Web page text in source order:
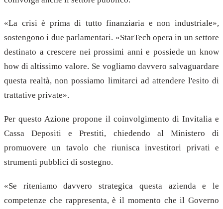
«La crisi è prima di tutto finanziaria e non industriale»,
sostengono i due parlamentari. «StarTech opera in un settore
destinato a crescere nei prossimi anni e possiede un know
how di altissimo valore. Se vogliamo davvero salvaguardare
questa realtà, non possiamo limitarci ad attendere l'esito di
trattative private».
Per questo Azione propone il coinvolgimento di Invitalia e
Cassa Depositi e Prestiti, chiedendo al Ministero di
promuovere un tavolo che riunisca investitori privati e
strumenti pubblici di sostegno.
«Se riteniamo davvero strategica questa azienda e le
competenze che rappresenta, è il momento che il Governo